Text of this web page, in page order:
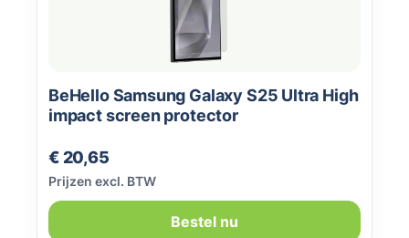
BeHello Samsung Galaxy S25 Ultra High
impact screen protector
Normale prijs:
€ 20,65
Prijzen excl. BTW
Bestel nu